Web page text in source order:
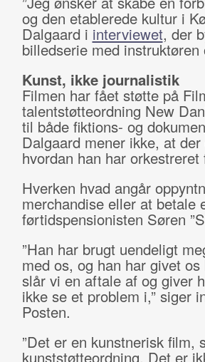
og den etablerede kultur i
Dalgaard i interviewet, der
billedserie med
Kunst, ikke journalistik
Filmen har fået støtte på
talentstøtteordning New
til både fiktions- og
Dalgaard mener ikke, at
hvordan han har
Hverken hvad angår
merchandise eller at betale
førtidspensionisten Søren
”Han har brugt uendeligt
med os, og han har givet
slår vi en aftale af og giver
ikke se et problem i,” siger
Posten.
”Det er en kunstnerisk film,
kunststøtteordning. Det er